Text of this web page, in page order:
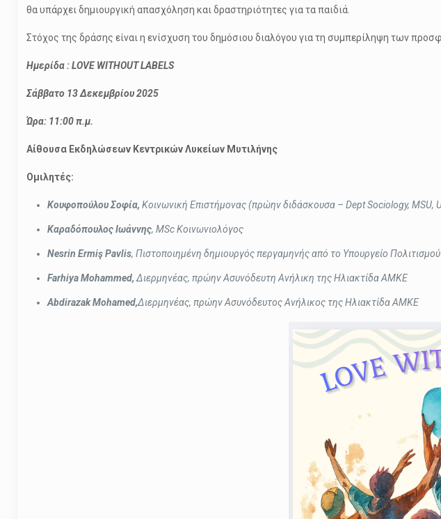
θα υπάρχει δημιουργική απασχόληση και δραστηριότητες για τα παιδιά.
Στόχος της δράσης είναι η ενίσχυση του δημόσιου διαλόγου για τη συμπερίληψη των
Ημερίδα : LOVE WITHOUT LABELS
Σάββατο 13 Δεκεμβρίου 2025
Ώρα: 11:00 π.μ.
Αίθουσα Εκδηλώσεων Κεντρικών Λυκείων Μυτιλήνης
Ομιλητές:
Κουφοπούλου Σοφία, Κοινωνική Επιστήμονας (πρώην διδάσκουσα – Dept Sociology, MSU,
Καραδόπουλος Ιωάννης, MSc Κοινωνιολόγος
Nesrin Ermiş Pavlis, Πιστοποιημένη δημιουργός περγαμηνής από το Υπουργείο
Farhiya Mohammed, Διερμηνέας, πρώην Ασυνόδευτη Ανήλικη της Ηλιακτίδα ΑΜΚΕ
Abdirazak Mohamed,Διερμηνέας, πρώην Ασυνόδευτος Ανήλικος της Ηλιακτίδα ΑΜΚΕ